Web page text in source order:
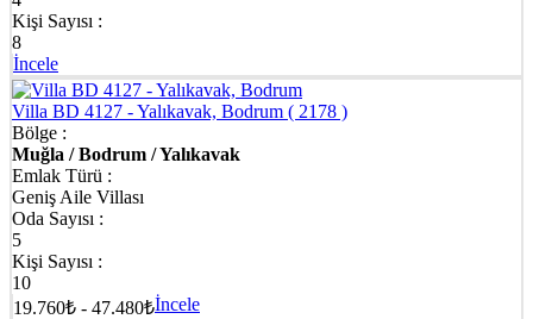
Kişi Sayısı :
8
İncele
Villa BD 4127 - Yalıkavak, Bodrum ( 2178 )
Bölge :
Muğla / Bodrum / Yalıkavak
Emlak Türü :
Geniş Aile Villası
Oda Sayısı :
5
Kişi Sayısı :
10
19.760₺ - 47.480₺İncele